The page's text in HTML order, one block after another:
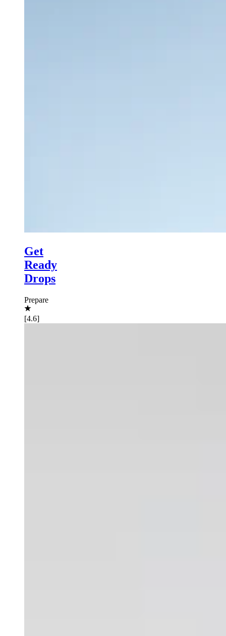
Get
Ready
Drops
Prepare
[4.6]